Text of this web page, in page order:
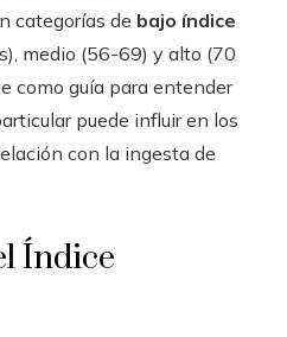
categorías de bajo índice
medio (56-69) y alto (70
como guía para entender
puede influir en los
con la ingesta de
Índice